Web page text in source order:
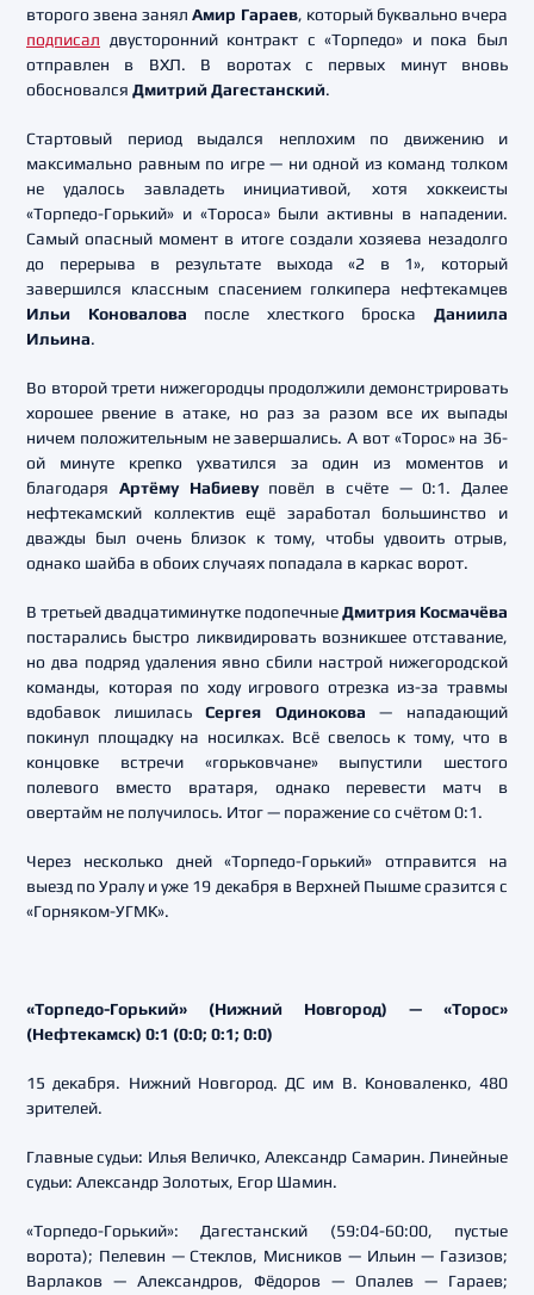
второго звена занялАмир Гараев, который буквально вчера
подписал двусторонний контракт с «Торпедо» и пока был
отправлен в ВХЛ. В воротах с первых минут вновь
обосновался Дмитрий Дагестанский.
Стартовый период выдался неплохим по движению и
максимально равным по игре — ни одной из команд толком
не удалось завладеть инициативой, хотя хоккеисты
«Торпедо-Горький» и «Тороса» были активны в нападении.
Самый опасный момент в итоге создали хозяева незадолго
до перерыва в результате выхода «2 в 1», который
завершился классным спасением голкипера нефтекамцев
Ильи Коновалова после хлесткого броскаДаниила
Ильина.
Во второй трети нижегородцы продолжили демонстрировать
хорошее рвение в атаке, но раз за разом все их выпады
ничем положительным не завершались. А вот «Торос» на 36-
ой минуте крепко ухватился за один из моментов и
благодаря Артёму Набиевуповёл в счёте — 0:1. Далее
нефтекамский коллектив ещё заработал большинство и
дважды был очень близок к тому, чтобы удвоить отрыв,
однако шайба в обоих случаях попадала в каркас ворот.
В третьей двадцатиминутке подопечныеДмитрия Космачёва
постарались быстро ликвидировать возникшее отставание,
но два подряд удаления явно сбили настрой нижегородской
команды, которая по ходу игрового отрезка из-за травмы
вдобавок лишиласьСергея Одинокова — нападающий
покинул площадку на носилках. Всё свелось к тому, что в
концовке встречи «горьковчане» выпустили шестого
полевого вместо вратаря, однако перевести матч в
овертайм не получилось. Итог — поражение со счётом 0:1.
Через несколько дней «Торпедо-Горький» отправится на
выезд по Уралу и уже 19 декабря в Верхней Пышме сразится с
«Горняком-УГМК».
«Торпедо-Горький» (Нижний Новгород) — «Торос»
(Нефтекамск) 0:1 (0:0; 0:1; 0:0)
15 декабря. Нижний Новгород. ДС им В. Коноваленко, 480
зрителей.
Главные судьи: Илья Величко, Александр Самарин. Линейные
судьи: Александр Золотых, Егор Шамин.
«Торпедо-Горький»: Дагестанский (59:04-60:00, пустые
ворота); Пелевин — Стеклов, Мисников — Ильин — Газизов;
Варлаков — Александров, Фёдоров — Опалев — Гараев;